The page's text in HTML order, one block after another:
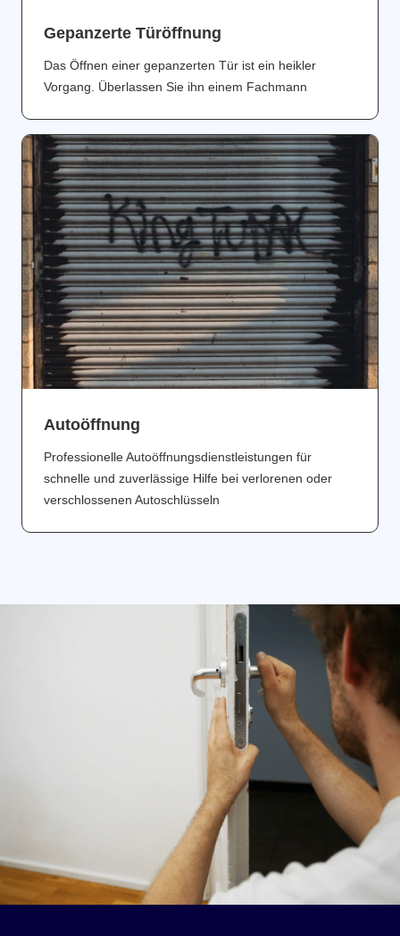
Gepanzerte Türöffnung
Das Öffnen einer gepanzerten Tür ist ein heikler
Vorgang. Überlassen Sie ihn einem Fachmann
Аutoöffnung
Professionelle Autoöffnungsdienstleistungen für
schnelle und zuverlässige Hilfe bei verlorenen oder
verschlossenen Autoschlüsseln